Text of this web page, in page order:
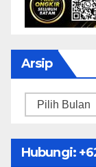
Arsip
Arsip
Hubungi: